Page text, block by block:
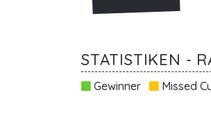
STATISTIKEN -
Gewinner Missed